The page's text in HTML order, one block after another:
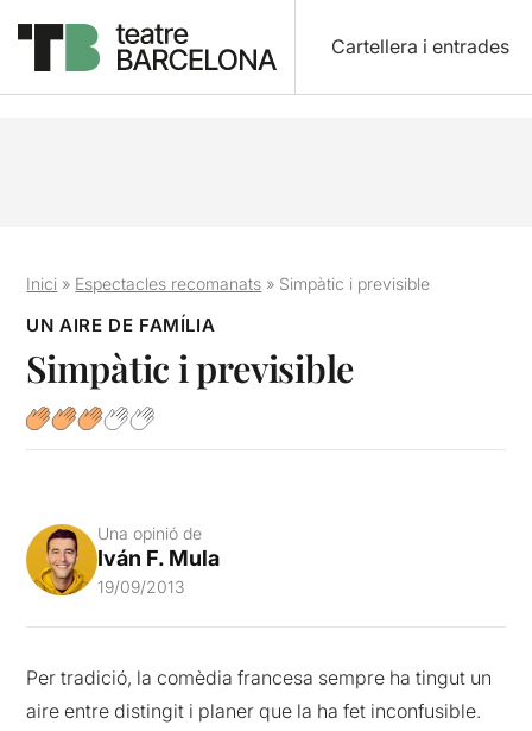
Cartellera i entrades
Inici » Espectacles recomanats » Simpàtic i previsible
UN AIRE DE FAMÍLIA
Simpàtic i previsible
Una opinió de
Iván F. Mula
19/09/2013
Per tradició, la comèdia francesa sempre ha tingut un
aire entre distingit i planer que la ha fet inconfusible.